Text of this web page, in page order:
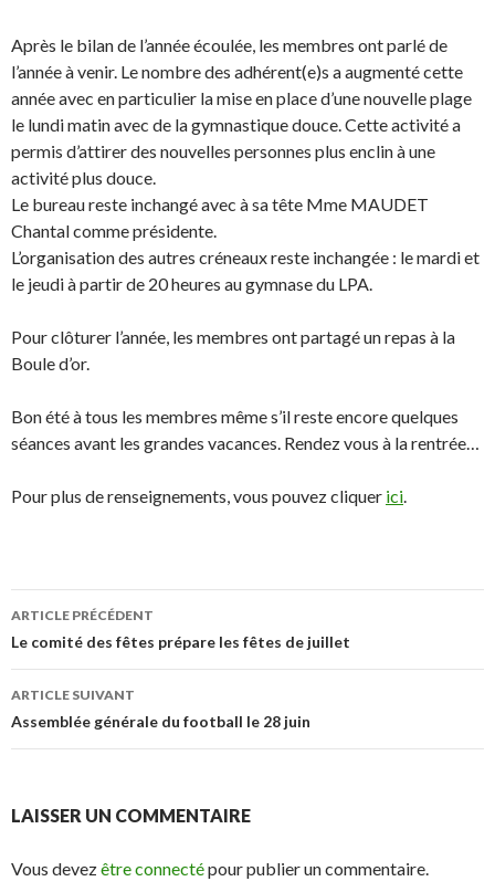
Après le bilan de l’année écoulée, les membres ont parlé de
l’année à venir. Le nombre des adhérent(e)s a augmenté cette
année avec en particulier la mise en place d’une nouvelle plage
le lundi matin avec de la gymnastique douce. Cette activité a
permis d’attirer des nouvelles personnes plus enclin à une
activité plus douce.
Le bureau reste inchangé avec à sa tête Mme MAUDET
Chantal comme présidente.
L’organisation des autres créneaux reste inchangée : le mardi et
le jeudi à partir de 20 heures au gymnase du LPA.
Pour clôturer l’année, les membres ont partagé un repas à la
Boule d’or.
Bon été à tous les membres même s’il reste encore quelques
séances avant les grandes vacances. Rendez vous à la rentrée…
Pour plus de renseignements, vous pouvez cliquer ici.
Navigation de l’article
ARTICLE PRÉCÉDENT
Le comité des fêtes prépare les fêtes de juillet
ARTICLE SUIVANT
Assemblée générale du football le 28 juin
LAISSER UN COMMENTAIRE
Vous devezêtre connectépour publier un commentaire.